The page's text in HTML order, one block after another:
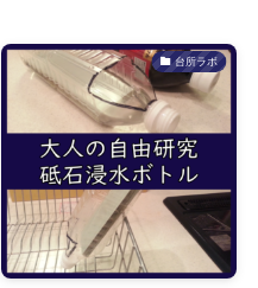
台所ラボ